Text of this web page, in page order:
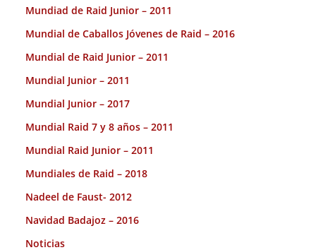
Mundiad de Raid Junior – 2011
Mundial de Caballos Jóvenes de Raid – 2016
Mundial de Raid Junior – 2011
Mundial Junior – 2011
Mundial Junior – 2017
Mundial Raid 7 y 8 años – 2011
Mundial Raid Junior – 2011
Mundiales de Raid – 2018
Nadeel de Faust- 2012
Navidad Badajoz – 2016
Noticias